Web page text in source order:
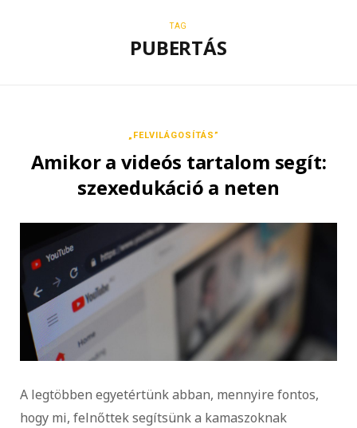
TAG
PUBERTÁS
„FELVILÁGOSÍTÁS”
Amikor a videós tartalom segít:
szexedukáció a neten
A legtöbben egyetértünk abban, mennyire fontos,
hogy mi, felnőttek segítsünk a kamaszoknak